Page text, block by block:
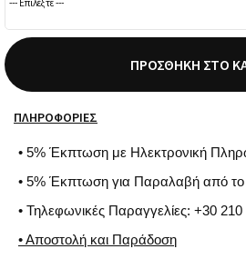
ΠΡΟΣΘΉΚΗ ΣΤΟ
ΠΛΗΡΟΦΟΡΊΕΣ
• 5% Έκπτωση με Ηλεκτρονική
• 5% Έκπτωση για Παραλαβή από
• Τηλεφωνικές Παραγγελίες: +30
• Αποστολή και Παράδοση